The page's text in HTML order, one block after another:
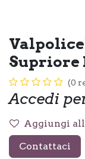
Supriore
(0
Accedi
Aggiungi
Contattaci